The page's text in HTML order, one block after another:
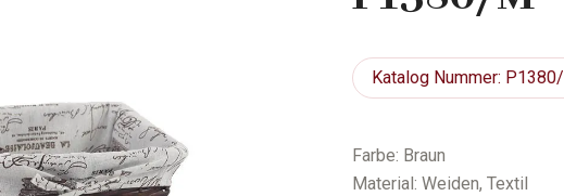
Katalog Nummer:
Farbe: Braun
Material: Weiden, Textil